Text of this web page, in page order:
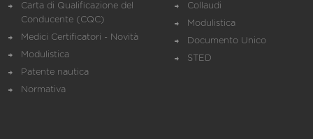
Carta di Qualificazione del
Conducente (CQC)
Medici Certificatori - Novità
Modulistica
Patente nautica
Normativa
Collaudi
Modulistica
Documento Unico
STED